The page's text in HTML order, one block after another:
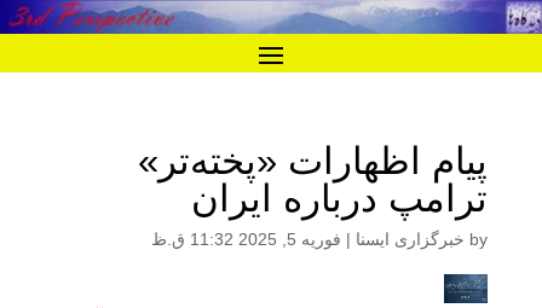
پیام اظهارات «پخته‌تر»
ترامپ درباره ایران
by خبرگزاری ایسنا | فوریه 5, 2025 11:32 ق.ظ